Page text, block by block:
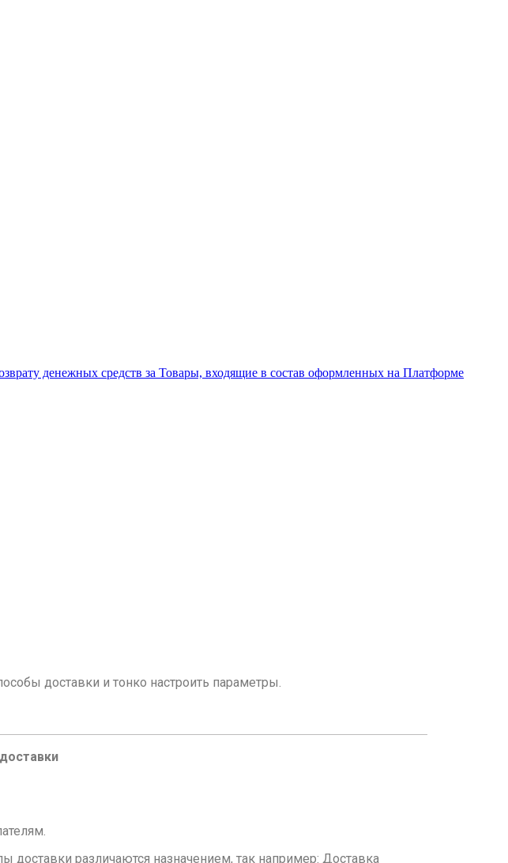
денежных средств за Товары, входящие в состав оформленных на Платформе
доставки и тонко настроить параметры.
доставки различаются назначением, так например: Доставка